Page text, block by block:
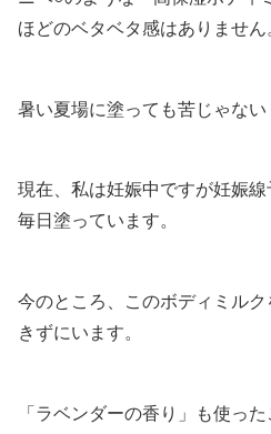
ほどのベタベタ感はありません
暑い夏場に塗っても苦じゃない
現在、私は妊娠中ですが妊娠
毎日塗っています。
今のところ、このボディミル
きずにいます。
「ラベンダーの香り」も使っ